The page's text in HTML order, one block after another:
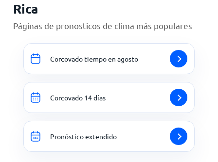
Rica
Páginas de pronosticos de clima más populares
Corcovado tiempo en agosto
Corcovado 14 días
Pronóstico extendido